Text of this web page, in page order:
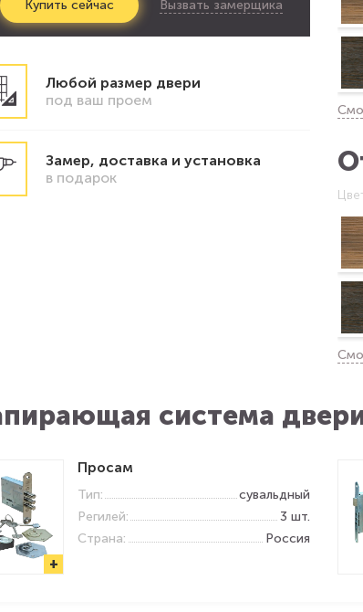
Купить сейчас Вызвать замерщика
Любой размер двери
под ваш проем
Замер, доставка и установка
в подарок
система
+
Просам
Тип:
сувальдный
Регилей:
3 шт.
Страна:
Россия